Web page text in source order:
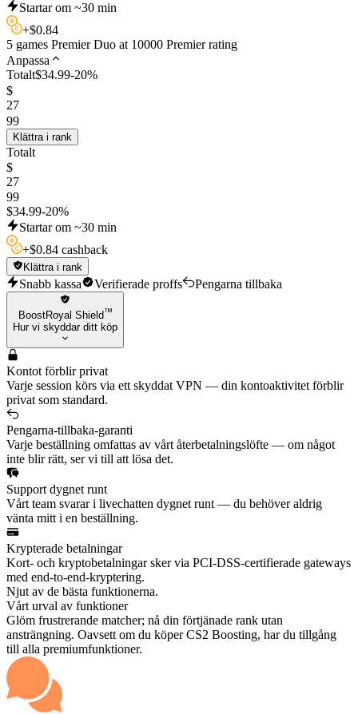
Startar om ~30 min
+$0.84
5 games Premier Duo at 10000 Premier rating
Anpassa
Totalt$34.99-20%
$
27
99
Klättra i rank
Totalt
$
27
99
$34.99-20%
Startar om ~30 min
+$0.84 cashback
Klättra i rank
Snabb kassa Verifierade proffs Pengarna tillbaka
BoostRoyal Shield™
Hur vi skyddar ditt köp
Kontot förblir privat
Varje session körs via ett skyddat VPN — din kontoaktivitet förblir
privat som standard.
Pengarna-tillbaka-garanti
Varje beställning omfattas av vårt återbetalningslöfte — om något
inte blir rätt, ser vi till att lösa det.
Support dygnet runt
Vårt team svarar i livechatten dygnet runt — du behöver aldrig
vänta mitt i en beställning.
Krypterade betalningar
Kort- och kryptobetalningar sker via PCI-DSS-certifierade gateways
med end-to-end-kryptering.
Njut av de bästa funktionerna.
Vårt urval av funktioner
Glöm frustrerande matcher; nå din förtjänade rank utan
ansträngning. Oavsett om du köper CS2 Boosting, har du tillgång
till alla premiumfunktioner.